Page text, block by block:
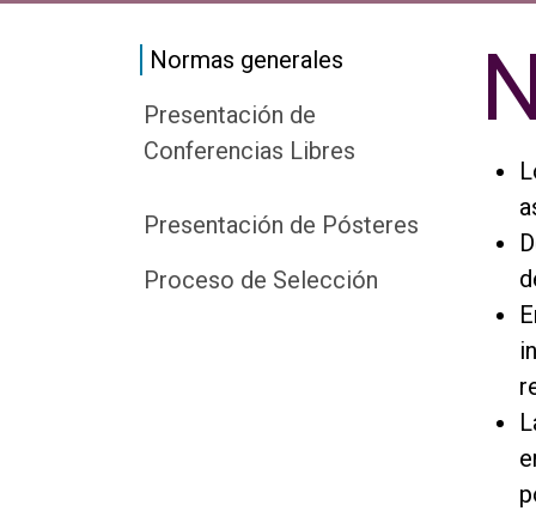
Normas generales
Presentación de
Conferencias Libres
Presentación de Pósteres
Proceso de Selección